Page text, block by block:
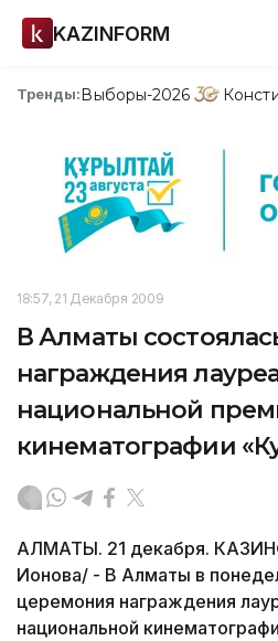
KAZINFORM
Тренды:Выборы-2026
18:57, 21 Декабря 2009
В Алматы
награждения
национальной
кинематографии
АЛМАТЫ. 21 декабря.
Ионова/ - В Алматы в
церемония награждения
национальной